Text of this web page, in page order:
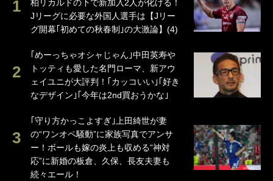
柏リカルドの下で新加入2人が化ける！
Jリーグに必要な外国人選手は【Jリー
グ開幕｢初めての秋春制｣の大激論】(4)
｢めーっちゃオシャじゃん｣中田英寿や
トッティも愛した名門ローマ、新アウ
ェイユニが大評判！｢カッコいい｣｢好き
なデザイン｣｢今年は2nd買おうかな｣
｢守り方かっこよすぎ｣上田綺世が妻
の“ワンオペ騒動”に家族写真でアンサ
ー！ボールも嫁の炎上も収める“神対
応”に新婚の板倉、久保、長友夫妻も
続々エール！